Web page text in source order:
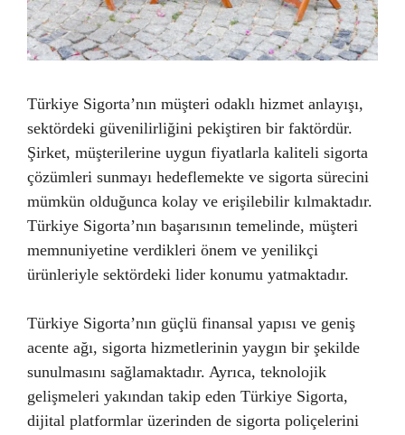
Türkiye Sigorta’nın müşteri odaklı hizmet anlayışı,
sektördeki güvenilirliğini pekiştiren bir faktördür.
Şirket, müşterilerine uygun fiyatlarla kaliteli sigorta
çözümleri sunmayı hedeflemekte ve sigorta sürecini
mümkün olduğunca kolay ve erişilebilir kılmaktadır.
Türkiye Sigorta’nın başarısının temelinde, müşteri
memnuniyetine verdikleri önem ve yenilikçi
ürünleriyle sektördeki lider konumu yatmaktadır.
Türkiye Sigorta’nın güçlü finansal yapısı ve geniş
acente ağı, sigorta hizmetlerinin yaygın bir şekilde
sunulmasını sağlamaktadır. Ayrıca, teknolojik
gelişmeleri yakından takip eden Türkiye Sigorta,
dijital platformlar üzerinden de sigorta poliçelerini